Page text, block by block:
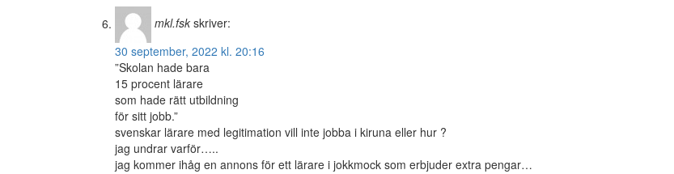
mkl.fsk skriver:
30 september, 2022 kl. 20:16
”Skolan hade bara
15 procent lärare
som hade rätt utbildning
för sitt jobb.”
svenskar lärare med legitimation vill inte jobba i kiruna eller hur ?
jag undrar varför…..
jag kommer ihåg en annons för ett lärare i jokkmock som erbjuder extra pengar…